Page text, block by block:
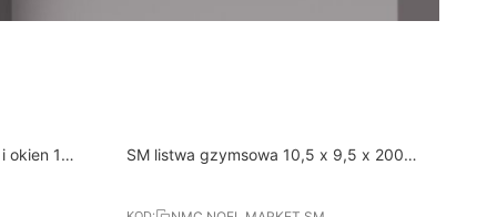
okien 12
8%
Darmowa dostawa od 400 PLN
SM listwa gzymsowa 10,5 x 9,5 x 200